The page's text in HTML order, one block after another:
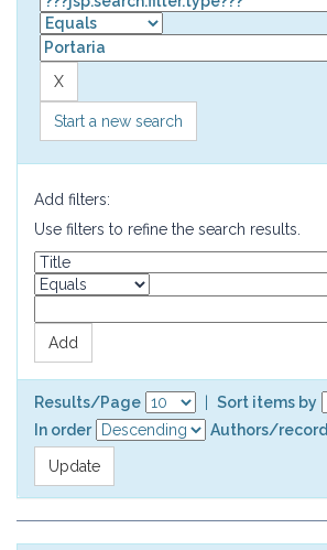
Start a new search
Add filters:
Use filters to refine the search results.
Results/Page
Sort items by
In order
Authors/record